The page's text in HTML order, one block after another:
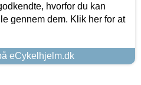
hvorfor du kan
gennem dem. Klik her for at
eCykelhjelm.dk